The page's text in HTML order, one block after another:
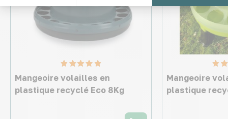
Mangeoire volailles en
plastique recyclé Eco 8Kg
Mangeoire
plastique